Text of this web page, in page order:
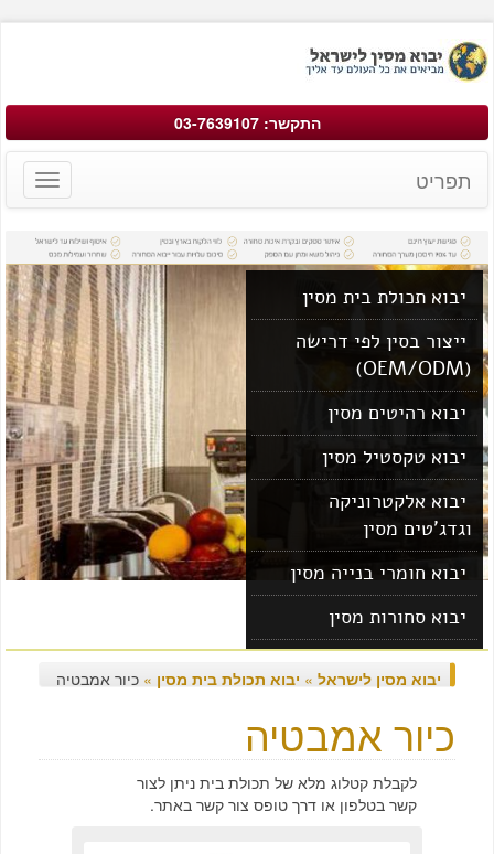
התקשר: 03-7639107
Toggle
תפריט
יבוא תכולת בית מסין
ייצור בסין לפי דרישה
יבוא רהיטים מסין
יבוא טקסטיל מסין
יבוא אלקטרוניקה
וגדג'טים מסין
יבוא חומרי בנייה מסין
יבוא סחורות מסין
יבוא מוצרים מסין
יבוא מסין לישראל»יבוא תכולת בית מסין»כיור אמבטיה
כיור אמבטיה
לקבלת קטלוג מלא של תכולת בית ניתן לצור
קשר בטלפון או דרך טופס צור קשר באתר.